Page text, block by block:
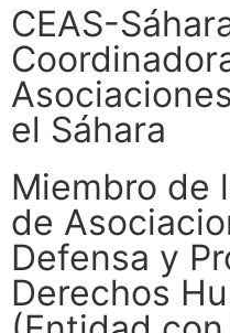
CEAS-
el Sáhara
Miembro de
de
Defensa y
Derechos